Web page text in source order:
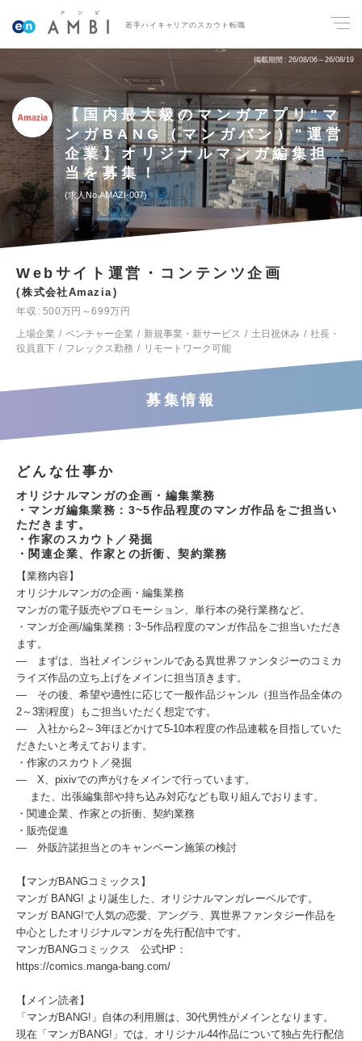
若手ハイキャリアのスカウト転職
掲載期間 26/08/06～26/08/19
【国内最大級のマンガアプリ"マ
ンガBANG（マンガバン）"運営
企業】オリジナルマンガ編集担
当を募集！
求人No.AMAZI-007
Webサイト運営・コンテンツ企画
株式会社Amazia
年収
500万円～699万円
上場企業
ベンチャー企業 新規事業・新サービス 土日祝休み
社長・
役員直下
フレックス勤務 リモートワーク可能
募集情報
どんな仕事か
オリジナルマンガの企画・編集業務
・マンガ編集業務：3~5作品程度のマンガ作品をご担当い
ただきます。
・作家のスカウト／発掘
・関連企業、作家との折衝、契約業務
【業務内容】
オリジナルマンガの企画・編集業務
マンガの電子販売やプロモーション、単行本の発行業務など。
・マンガ企画/編集業務：3~5作品程度のマンガ作品をご担当いただき
ます。
― まずは、当社メインジャンルである異世界ファンタジーのコミカ
ライズ作品の立ち上げをメインに担当頂きます。
― その後、希望や適性に応じて一般作品ジャンル（担当作品全体の
2～3割程度）もご担当いただく想定です。
― 入社から2～3年ほどかけて5-10本程度の作品連載を目指していた
だきたいと考えております。
・作家のスカウト／発掘
― X、pixivでの声がけをメインで行っています。
また、出張編集部や持ち込み対応なども取り組んでおります。
・関連企業、作家との折衝、契約業務
・販売促進
― 外販許諾担当とのキャンペーン施策の検討
【マンガBANGコミックス】
マンガ BANG! より誕生した、オリジナルマンガレーベルです。
マンガ BANG!で人気の恋愛、アングラ、異世界ファンタジー作品を
中心としたオリジナルマンガを先行配信中です。
マンガBANGコミックス 公式HP：
https://comics.manga-bang.com/
【メイン読者】
「マンガBANG!」自体の利用層は、30代男性がメインとなります。
現在「マンガBANG!」では、オリジナル44作品について独占先行配信